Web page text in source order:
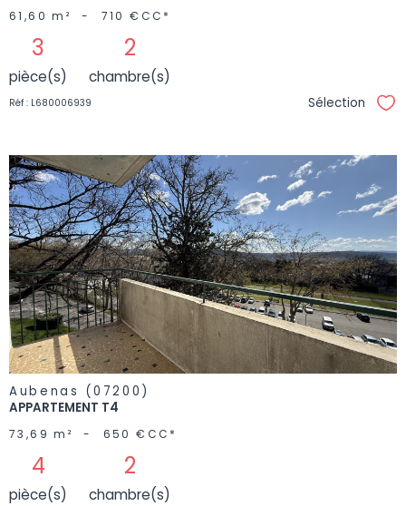
61,60 m² - 710 € CC*
3
pièce(s)
2
chambre(s)
Réf : L680006939 Sélection
VOIR LE
BIEN
Aubenas (07200)
APPARTEMENT T4
73,69 m² - 650 € CC*
4
pièce(s)
2
chambre(s)